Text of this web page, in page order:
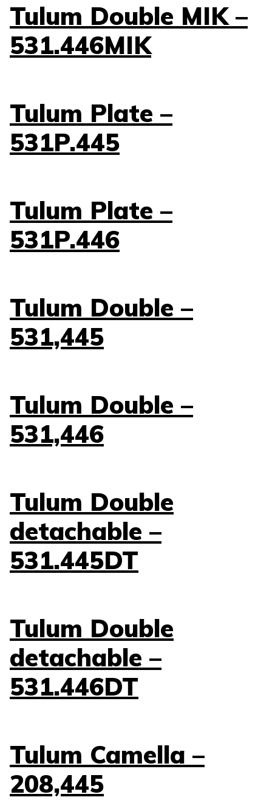
Tulum Double MIK –
531.446MIK
Tulum Plate –
531P.445
Tulum Plate –
531P.446
Tulum Double –
531,445
Tulum Double –
531,446
Tulum Double
detachable –
531.445DT
Tulum Double
detachable –
531.446DT
Tulum Camella –
208,445